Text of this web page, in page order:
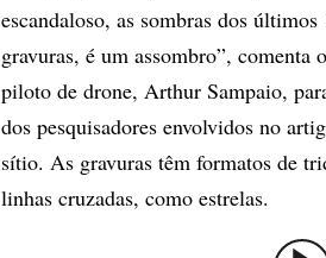
escandaloso, as sombras dos
gravuras, é um assombro”,
piloto de drone, Arthur Sampaio,
dos pesquisadores envolvidos no
sítio. As gravuras têm formatos de
linhas cruzadas, como estrelas.